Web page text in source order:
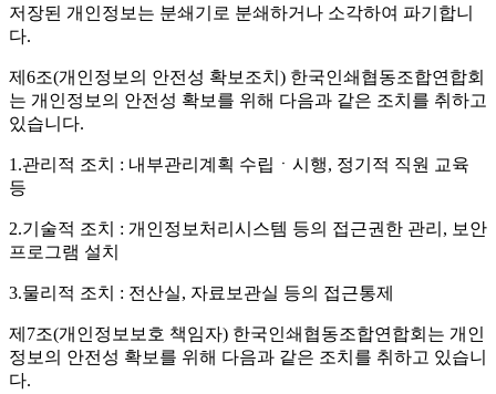
저장된 개인정보는 분쇄기로 분쇄하거나 소각하여 파기합니
다.
제6조(개인정보의 안전성 확보조치) 한국인쇄협동조합연합회
는 개인정보의 안전성 확보를 위해 다음과 같은 조치를 취하고
있습니다.
1.관리적 조치 : 내부관리계획 수립ㆍ시행, 정기적 직원 교육
등
2.기술적 조치 : 개인정보처리시스템 등의 접근권한 관리, 보안
프로그램 설치
3.물리적 조치 : 전산실, 자료보관실 등의 접근통제
제7조(개인정보보호 책임자) 한국인쇄협동조합연합회는 개인
정보의 안전성 확보를 위해 다음과 같은 조치를 취하고 있습니
다.